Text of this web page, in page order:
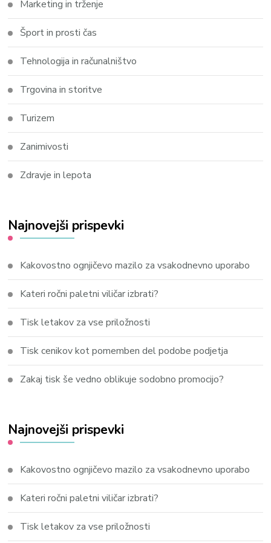
Marketing in trženje
Šport in prosti čas
Tehnologija in računalništvo
Trgovina in storitve
Turizem
Zanimivosti
Zdravje in lepota
Najnovejši prispevki
Kakovostno ognjičevo mazilo za vsakodnevno uporabo
Kateri ročni paletni viličar izbrati?
Tisk letakov za vse priložnosti
Tisk cenikov kot pomemben del podobe podjetja
Zakaj tisk še vedno oblikuje sodobno promocijo?
Najnovejši prispevki
Kakovostno ognjičevo mazilo za vsakodnevno uporabo
Kateri ročni paletni viličar izbrati?
Tisk letakov za vse priložnosti